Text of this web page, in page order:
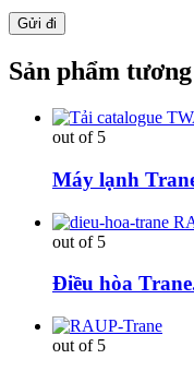
Sản phẩm
out of 5
Máy lạnh
out of 5
Điều hòa
out of 5